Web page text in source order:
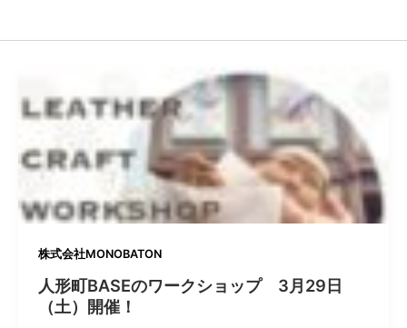
株式会社MONOBATON
人形町BASEのワークショップ 3月29日
（土）開催！